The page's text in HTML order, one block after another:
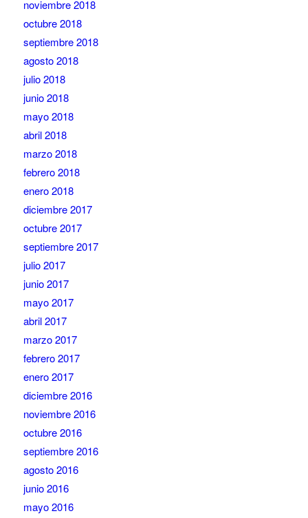
noviembre 2018
octubre 2018
septiembre 2018
agosto 2018
julio 2018
junio 2018
mayo 2018
abril 2018
marzo 2018
febrero 2018
enero 2018
diciembre 2017
octubre 2017
septiembre 2017
julio 2017
junio 2017
mayo 2017
abril 2017
marzo 2017
febrero 2017
enero 2017
diciembre 2016
noviembre 2016
octubre 2016
septiembre 2016
agosto 2016
junio 2016
mayo 2016